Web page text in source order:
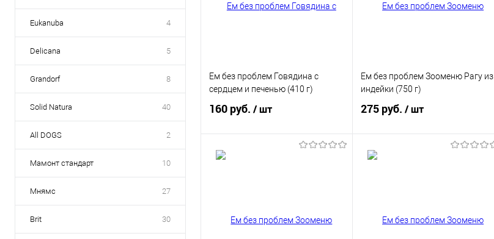
Eukanuba 4
Delicana 5
Grandorf 8
Solid Natura 40
All DOGS 2
Мамонт стандарт 10
Мнямс 27
Brit 30
Ем без проблем Говядина с
сердцем и печенью (410 г)
160 руб. / шт
Ем без проблем Зооменю Рагу из
индейки (750 г)
275 руб. / шт